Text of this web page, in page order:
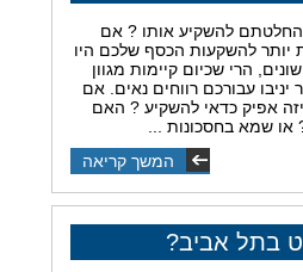
להשקיע אותו ? אם
יותר להשקעות הכסף שלכם היו
הרי שכיום קיימות מגוון
עבורכם רווחים נאים. אם
אפיק כדאי להשקיע ? האם
שמא בחסכונות ...
המשך קריאה
בתל אביב?